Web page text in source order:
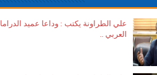
علي الطراونة يكتب : وداعا عميد الدراما
العربي ..